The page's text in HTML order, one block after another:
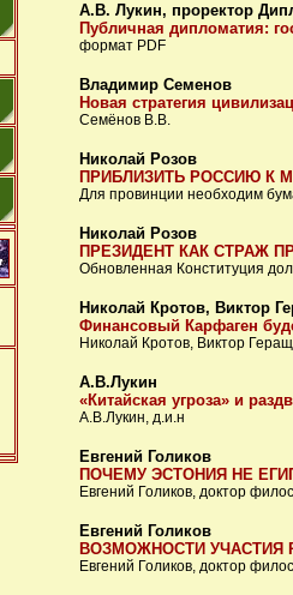
А.В. Лукин, проректор
Публичная дипломатия:
формат PDF
Владимир Семенов
Новая стратегия
Семёнов В.В.
Николай Розов
ПРИБЛИЗИТЬ РОССИЮ К
Для провинции необходим
Николай Розов
ПРЕЗИДЕНТ КАК СТРАЖ
Обновленная Конституция
Николай Кротов, Виктор
Финансовый Карфаген
Николай Кротов, Виктор
А.В.Лукин
«Китайская угроза» и
А.В.Лукин, д.и.н
Евгений Голиков
ПОЧЕМУ ЭСТОНИЯ НЕ
Евгений Голиков, доктор
Евгений Голиков
ВОЗМОЖНОСТИ УЧАСТИЯ
Евгений Голиков, доктор